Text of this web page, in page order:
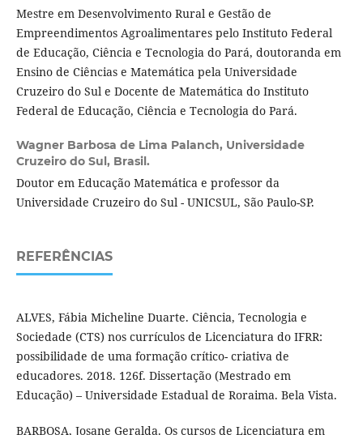
Mestre em Desenvolvimento Rural e Gestão de
Empreendimentos Agroalimentares pelo Instituto Federal
de Educação, Ciência e Tecnologia do Pará, doutoranda em
Ensino de Ciências e Matemática pela Universidade
Cruzeiro do Sul e Docente de Matemática do Instituto
Federal de Educação, Ciência e Tecnologia do Pará.
Wagner Barbosa de Lima Palanch, Universidade
Cruzeiro do Sul, Brasil.
Doutor em Educação Matemática e professor da
Universidade Cruzeiro do Sul - UNICSUL, São Paulo-SP.
REFERÊNCIAS
ALVES, Fábia Micheline Duarte. Ciência, Tecnologia e
Sociedade (CTS) nos currículos de Licenciatura do IFRR:
possibilidade de uma formação crítico- criativa de
educadores. 2018. 126f. Dissertação (Mestrado em
Educação) – Universidade Estadual de Roraima. Bela Vista.
BARBOSA, Josane Geralda. Os cursos de Licenciatura em